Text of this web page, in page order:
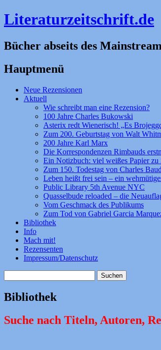
Literaturzeitschrift.de
Bücher abseits des
Hauptmenü
Zum
Inhalt
Neue Rezensionen
Aktuell
Wie schreibt man eine Rezension?
100 Jahre Charles Bukowski
Asterix redt Wienerisch! „Es
Zum 200. Geburtstag von Walt
200 Jahre Karl Marx
Die Korrespondenzen Rimbauds
Ein Notizbuch: viel weißes Papier zu
Zum 150. Todestag von Charles
Leben heißt frei sein – ein
Public Library 5th Avenue NYC
Quasselbude reloaded – die
Vom Geschmack des Publikums
Zum Tod von Gabriel Garcia
Bibliothek
Info
Mach mit!
Rezensenten
Impressum/Datenschutz
nach:
Bibliothek
Suche nach Titeln, Autoren,